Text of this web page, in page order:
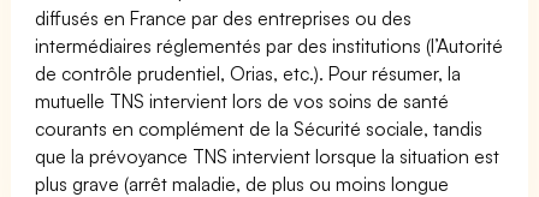
diffusés en France par des entreprises ou des
intermédiaires réglementés par des institutions (l’Autorité
de contrôle prudentiel, Orias, etc.). Pour résumer, la
mutuelle TNS intervient lors de vos soins de santé
courants en complément de la Sécurité sociale, tandis
que la prévoyance TNS intervient lorsque la situation est
plus grave (arrêt maladie, de plus ou moins longue